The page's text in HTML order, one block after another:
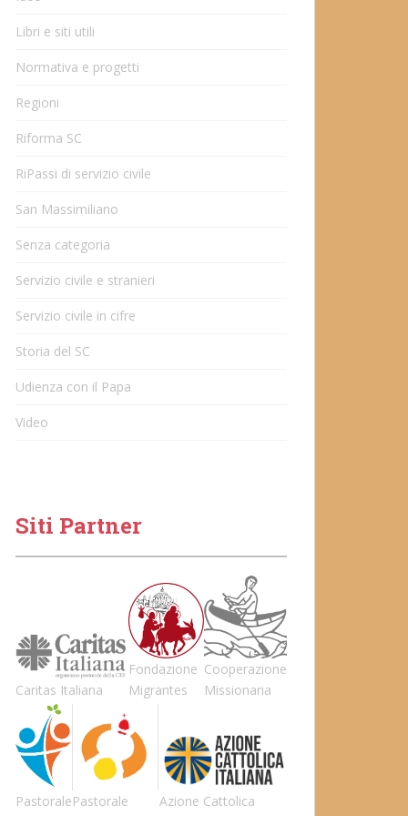
Libri e siti utili
Normativa e progetti
Regioni
Riforma SC
RiPassi di servizio civile
San Massimiliano
Senza categoria
Servizio civile e stranieri
Servizio civile in cifre
Storia del SC
Udienza con il Papa
Video
Siti Partner
Caritas Italiana
Fondazione
Migrantes
Cooperazione
Missionaria
PastoralePastorale
Azione Cattolica